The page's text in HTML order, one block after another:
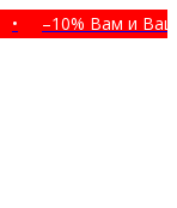
–10% Вам и Вашему